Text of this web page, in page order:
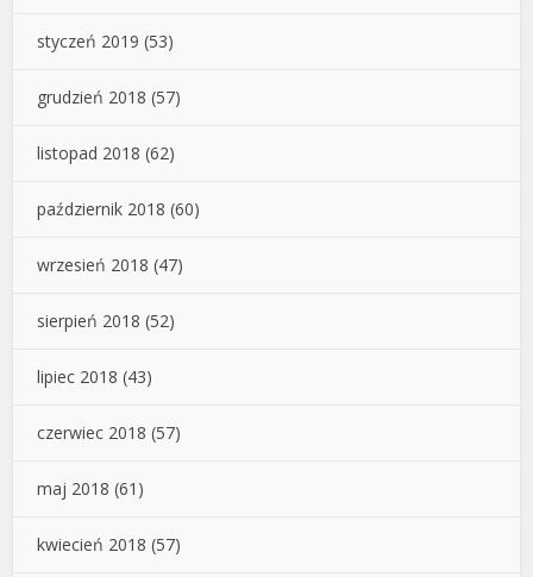
styczeń 2019 (53)
grudzień 2018 (57)
listopad 2018 (62)
październik 2018 (60)
wrzesień 2018 (47)
sierpień 2018 (52)
lipiec 2018 (43)
czerwiec 2018 (57)
maj 2018 (61)
kwiecień 2018 (57)